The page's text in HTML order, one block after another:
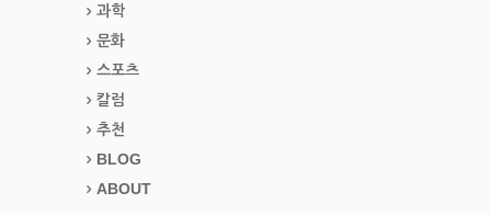
과학
문화
스포츠
칼럼
추천
BLOG
ABOUT